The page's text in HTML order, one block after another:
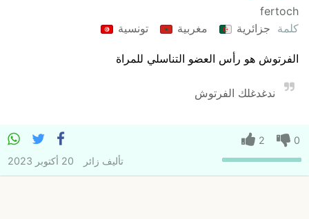
fertoch
كلمة جزائرية مغربية تونسية
الفرتوش هو رأس العضو التناسلي للمراة
ندغدغلك الفرتوش
0
2
تأليف زائر 20 أكتوبر 2023